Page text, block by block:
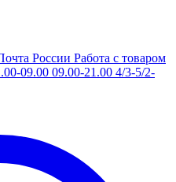
России Работа с товаром
09.00 09.00-21.00 4/3-5/2-